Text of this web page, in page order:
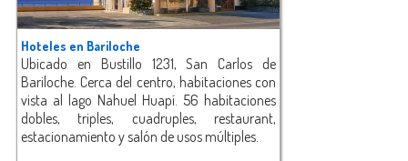
Hoteles en Bariloche
Ubicado en Bustillo 1231, San Carlos de
Bariloche. Cerca del centro, habitaciones con
vista al lago Nahuel Huapí. 56 habitaciones
dobles, triples, cuadruples, restaurant,
estacionamiento y salón de usos múltiples.